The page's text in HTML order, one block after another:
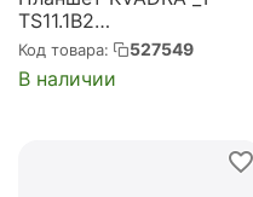
TS11.1B2
(РСЕН.466229.001-01)
6+128ГБ, LTE, NFC (B2B)
стилус, ОС Аврора
Код товара: 527549
В наличии